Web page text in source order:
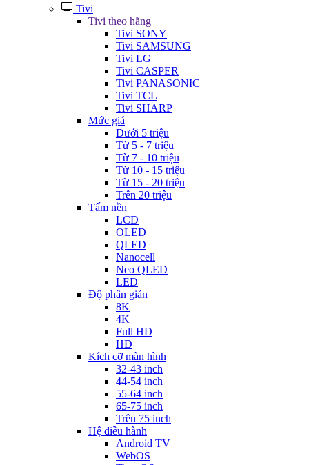
Tivi
Tivi theo hãng
Tivi SONY
Tivi SAMSUNG
Tivi LG
Tivi CASPER
Tivi PANASONIC
Tivi TCL
Tivi SHARP
Mức giá
Dưới 5 triệu
Từ 5 - 7 triệu
Từ 7 - 10 triệu
Từ 10 - 15 triệu
Từ 15 - 20 triệu
Trên 20 triệu
Tấm nền
LCD
OLED
QLED
Nanocell
Neo QLED
LED
Độ phân giản
8K
4K
Full HD
HD
Kích cỡ màn hình
32-43 inch
44-54 inch
55-64 inch
65-75 inch
Trên 75 inch
Hệ điều hành
Android TV
WebOS